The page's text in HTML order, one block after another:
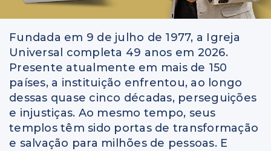
Fundada em 9 de julho de 1977, a Igreja
Universal completa 49 anos em 2026.
Presente atualmente em mais de 150
países, a instituição enfrentou, ao longo
dessas quase cinco décadas, perseguições
e injustiças. Ao mesmo tempo, seus
templos têm sido portas de transformação
e salvação para milhões de pessoas. E